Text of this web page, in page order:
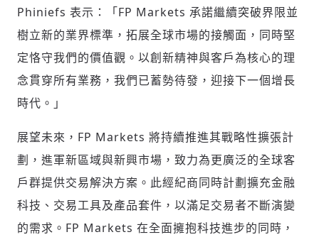
驗證
Phiniefs 表示：「FP Markets 承諾繼續突破界限並
樹立新的業界標準，拓展全球市場的接觸面，同時堅
定恪守我們的價值觀。以創新精神與客戶為核心的理
念貫穿所有業務，我們已蓄勢待發，迎接下一個增長
時代。」
展望未來，FP Markets 將持續推進其戰略性擴張計
劃，進軍新區域與新興市場，致力為更廣泛的全球客
戶群提供交易解決方案。此經紀商同時計劃擴充金融
科技、交易工具及產品套件，以滿足交易者不斷演變
的需求。FP Markets 在全面擁抱科技進步的同時，